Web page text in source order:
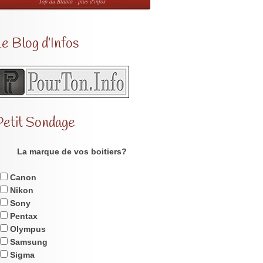
Blog d’Infos
Sondage
La marque de vos boitiers?
Canon
Nikon
Sony
Pentax
Olympus
Samsung
Sigma